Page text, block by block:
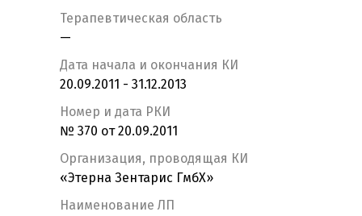
Терапевтическая область
—
Дата начала и окончания КИ
20.09.2011 - 31.12.2013
Номер и дата РКИ
№ 370 от 20.09.2011
Организация, проводящая КИ
«Этерна Зентарис ГмбХ»
Наименование ЛП